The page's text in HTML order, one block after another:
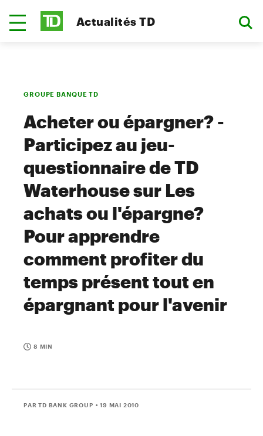
Actualités TD
GROUPE BANQUE TD
Acheter ou épargner? -
Participez au jeu-
questionnaire de TD
Waterhouse sur Les
achats ou l'épargne?
Pour apprendre
comment profiter du
temps présent tout en
épargnant pour l'avenir
8 MIN
PAR TD BANK GROUP • 19 MAI 2010